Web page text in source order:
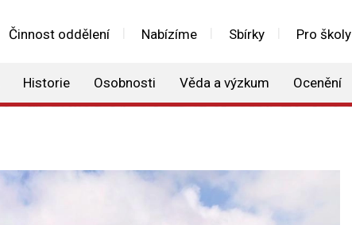
Činnost oddělení Nabízíme Sbírky Pro školy
Historie Osobnosti Věda a výzkum Ocenění